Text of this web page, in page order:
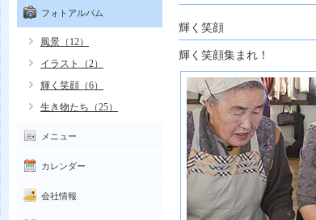
輝く笑顔
輝く笑顔集まれ！
フォトアルバム
風景（12）
イラスト（2）
輝く笑顔（6）
生き物たち（25）
メニュー
カレンダー
会社情報